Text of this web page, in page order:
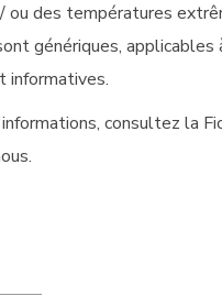
ou des températures
génériques, applicables
informatives.
consultez la